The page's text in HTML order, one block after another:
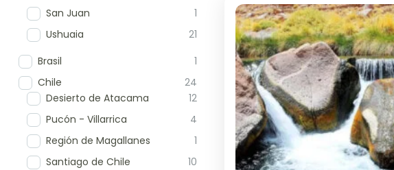
San Juan
1
Ushuaia
21
Brasil
1
Chile
24
Desierto de Atacama
12
Pucón - Villarrica
4
Región de Magallanes
1
Santiago de Chile
10